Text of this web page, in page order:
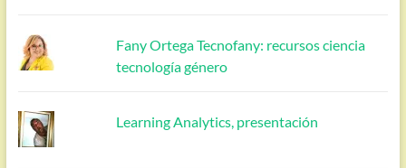
Fany Ortega Tecnofany: recursos ciencia
tecnología género
Learning Analytics, presentación